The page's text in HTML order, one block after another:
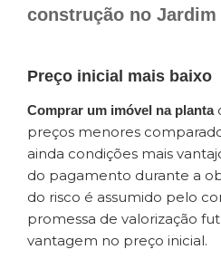
construção no Jardim
Preço inicial mais baixo
Comprar um imóvel na planta
preços menores
ainda condições mais
do pagamento durante a
do risco é assumido pelo
promessa de valorização
vantagem no preço inicial.